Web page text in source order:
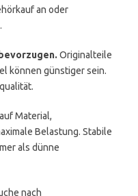
an oder
Originalteile
können günstiger sein.
Material,
Belastung. Stabile
als dünne
nach